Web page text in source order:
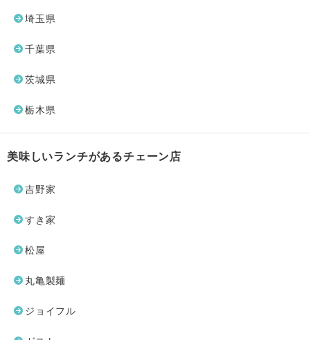
埼玉県
千葉県
茨城県
栃木県
美味しいランチがあるチェーン店
吉野家
すき家
松屋
丸亀製麺
ジョイフル